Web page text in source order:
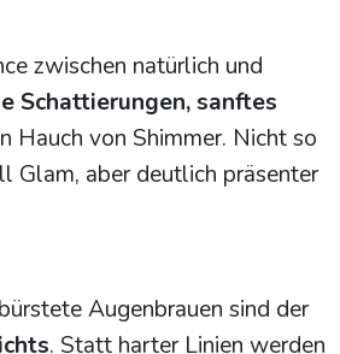
zwischen natürlich und
Schattierungen, sanftes
Hauch von Shimmer. Nicht so
Glam, aber deutlich präsenter
Augenbrauen sind der
. Statt harter Linien werden